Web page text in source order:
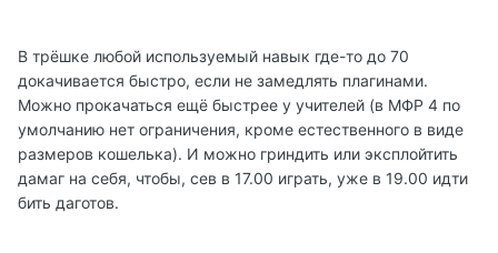
В трёшке любой используемый навык где-то до 70
докачивается быстро, если не замедлять плагинами.
Можно прокачаться ещё быстрее у учителей (в МФР 4 по
умолчанию нет ограничения, кроме естественного в виде
размеров кошелька). И можно гриндить или эксплойтить
дамаг на себя, чтобы, сев в 17.00 играть, уже в 19.00 идти
бить даготов.